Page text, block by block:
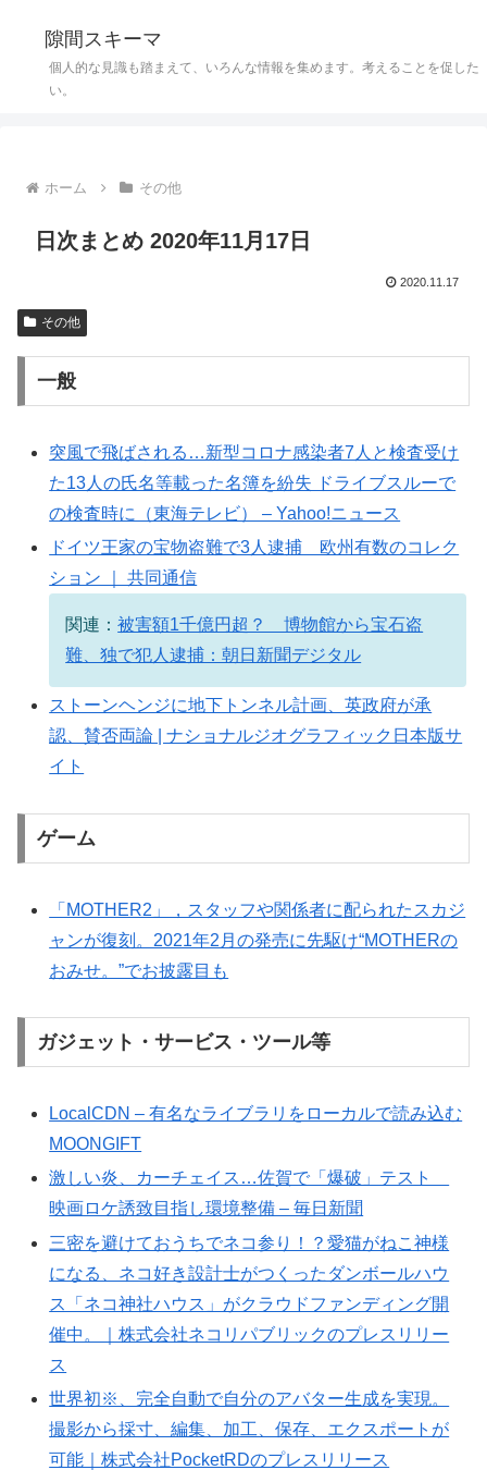
隙間スキーマ
個人的な見識も踏まえて、いろんな情報を集めます。考えることを促した
い。
ホーム その他
日次まとめ 2020年11月17日
2020.11.17
その他
一般
突風で飛ばされる…新型コロナ感染者7人と検査受け
た13人の氏名等載った名簿を紛失 ドライブスルーで
の検査時に（東海テレビ） – Yahoo!ニュース
ドイツ王家の宝物盗難で3人逮捕 欧州有数のコレク
ション ｜ 共同通信
関連：被害額1千億円超？ 博物館から宝石盗
難、独で犯人逮捕：朝日新聞デジタル
ストーンヘンジに地下トンネル計画、英政府が承
認、賛否両論 | ナショナルジオグラフィック日本版サ
イト
ゲーム
「MOTHER2」，スタッフや関係者に配られたスカジ
ャンが復刻。2021年2月の発売に先駆け“MOTHERの
おみせ。”でお披露目も
ガジェット・サービス・ツール等
LocalCDN – 有名なライブラリをローカルで読み込む
MOONGIFT
激しい炎、カーチェイス…佐賀で「爆破」テスト
映画ロケ誘致目指し環境整備 – 毎日新聞
三密を避けておうちでネコ参り！？愛猫がねこ神様
になる、ネコ好き設計士がつくったダンボールハウ
ス「ネコ神社ハウス」がクラウドファンディング開
催中。｜株式会社ネコリパブリックのプレスリリー
ス
世界初※、完全自動で自分のアバター生成を実現。
撮影から採寸、編集、加工、保存、エクスポートが
可能｜株式会社PocketRDのプレスリリース